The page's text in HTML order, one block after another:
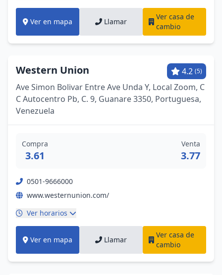
Ver en mapa Llamar
Ver casa de
cambio
Western Union 4.2 (5)
Ave Simon Bolivar Entre Ave Unda Y, Local Zoom, C
C Autocentro Pb, C. 9, Guanare 3350, Portuguesa,
Venezuela
Compra
3.61
Venta
3.77
0501-9666000
www.westernunion.com/
Ver horarios
Ver en mapa Llamar
Ver casa de
cambio